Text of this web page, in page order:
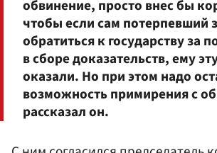
обвинение, просто внес бы
чтобы если сам потерпевший
обратиться к государству за
в сборе доказательств, ему
оказали. Но при этом надо
возможность примирения с
рассказал он.